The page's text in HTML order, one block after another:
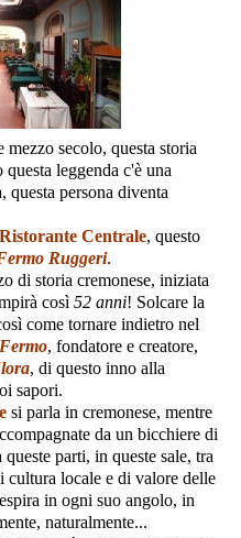
secolo, questa storia
leggenda c'è una
questa persona diventa
Ristorante Centrale, questo
Ruggeri.
di storia cremonese, iniziata
così 52 anni! Solcare la
come tornare indietro nel
Fermo, fondatore e creatore,
, di questo inno alla
sapori.
si parla in cremonese, mentre
da un bicchiere di
parti, in queste sale, tra
cultura locale e di valore delle
in ogni suo angolo, in
naturalmente...